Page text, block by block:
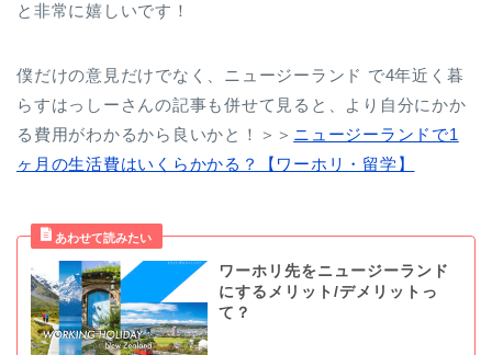
と非常に嬉しいです！
僕だけの意見だけでなく、ニュージーランド で4年近く暮
らすはっしーさんの記事も併せて見ると、より自分にかか
る費用がわかるから良いかと！＞＞ ニュージーランドで1
ヶ月の生活費はいくらかかる？【ワーホリ・留学】
ワーホリ先をニュージーランド
にするメリット/デメリットっ
て？